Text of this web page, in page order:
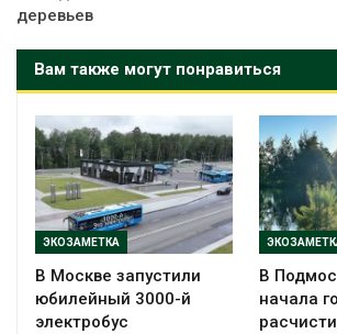
деревьев
Вам также могут понравиться
ЭКОЗАМЕТКА
В Москве запустили
юбилейный 3000-й
электробус
В
начала